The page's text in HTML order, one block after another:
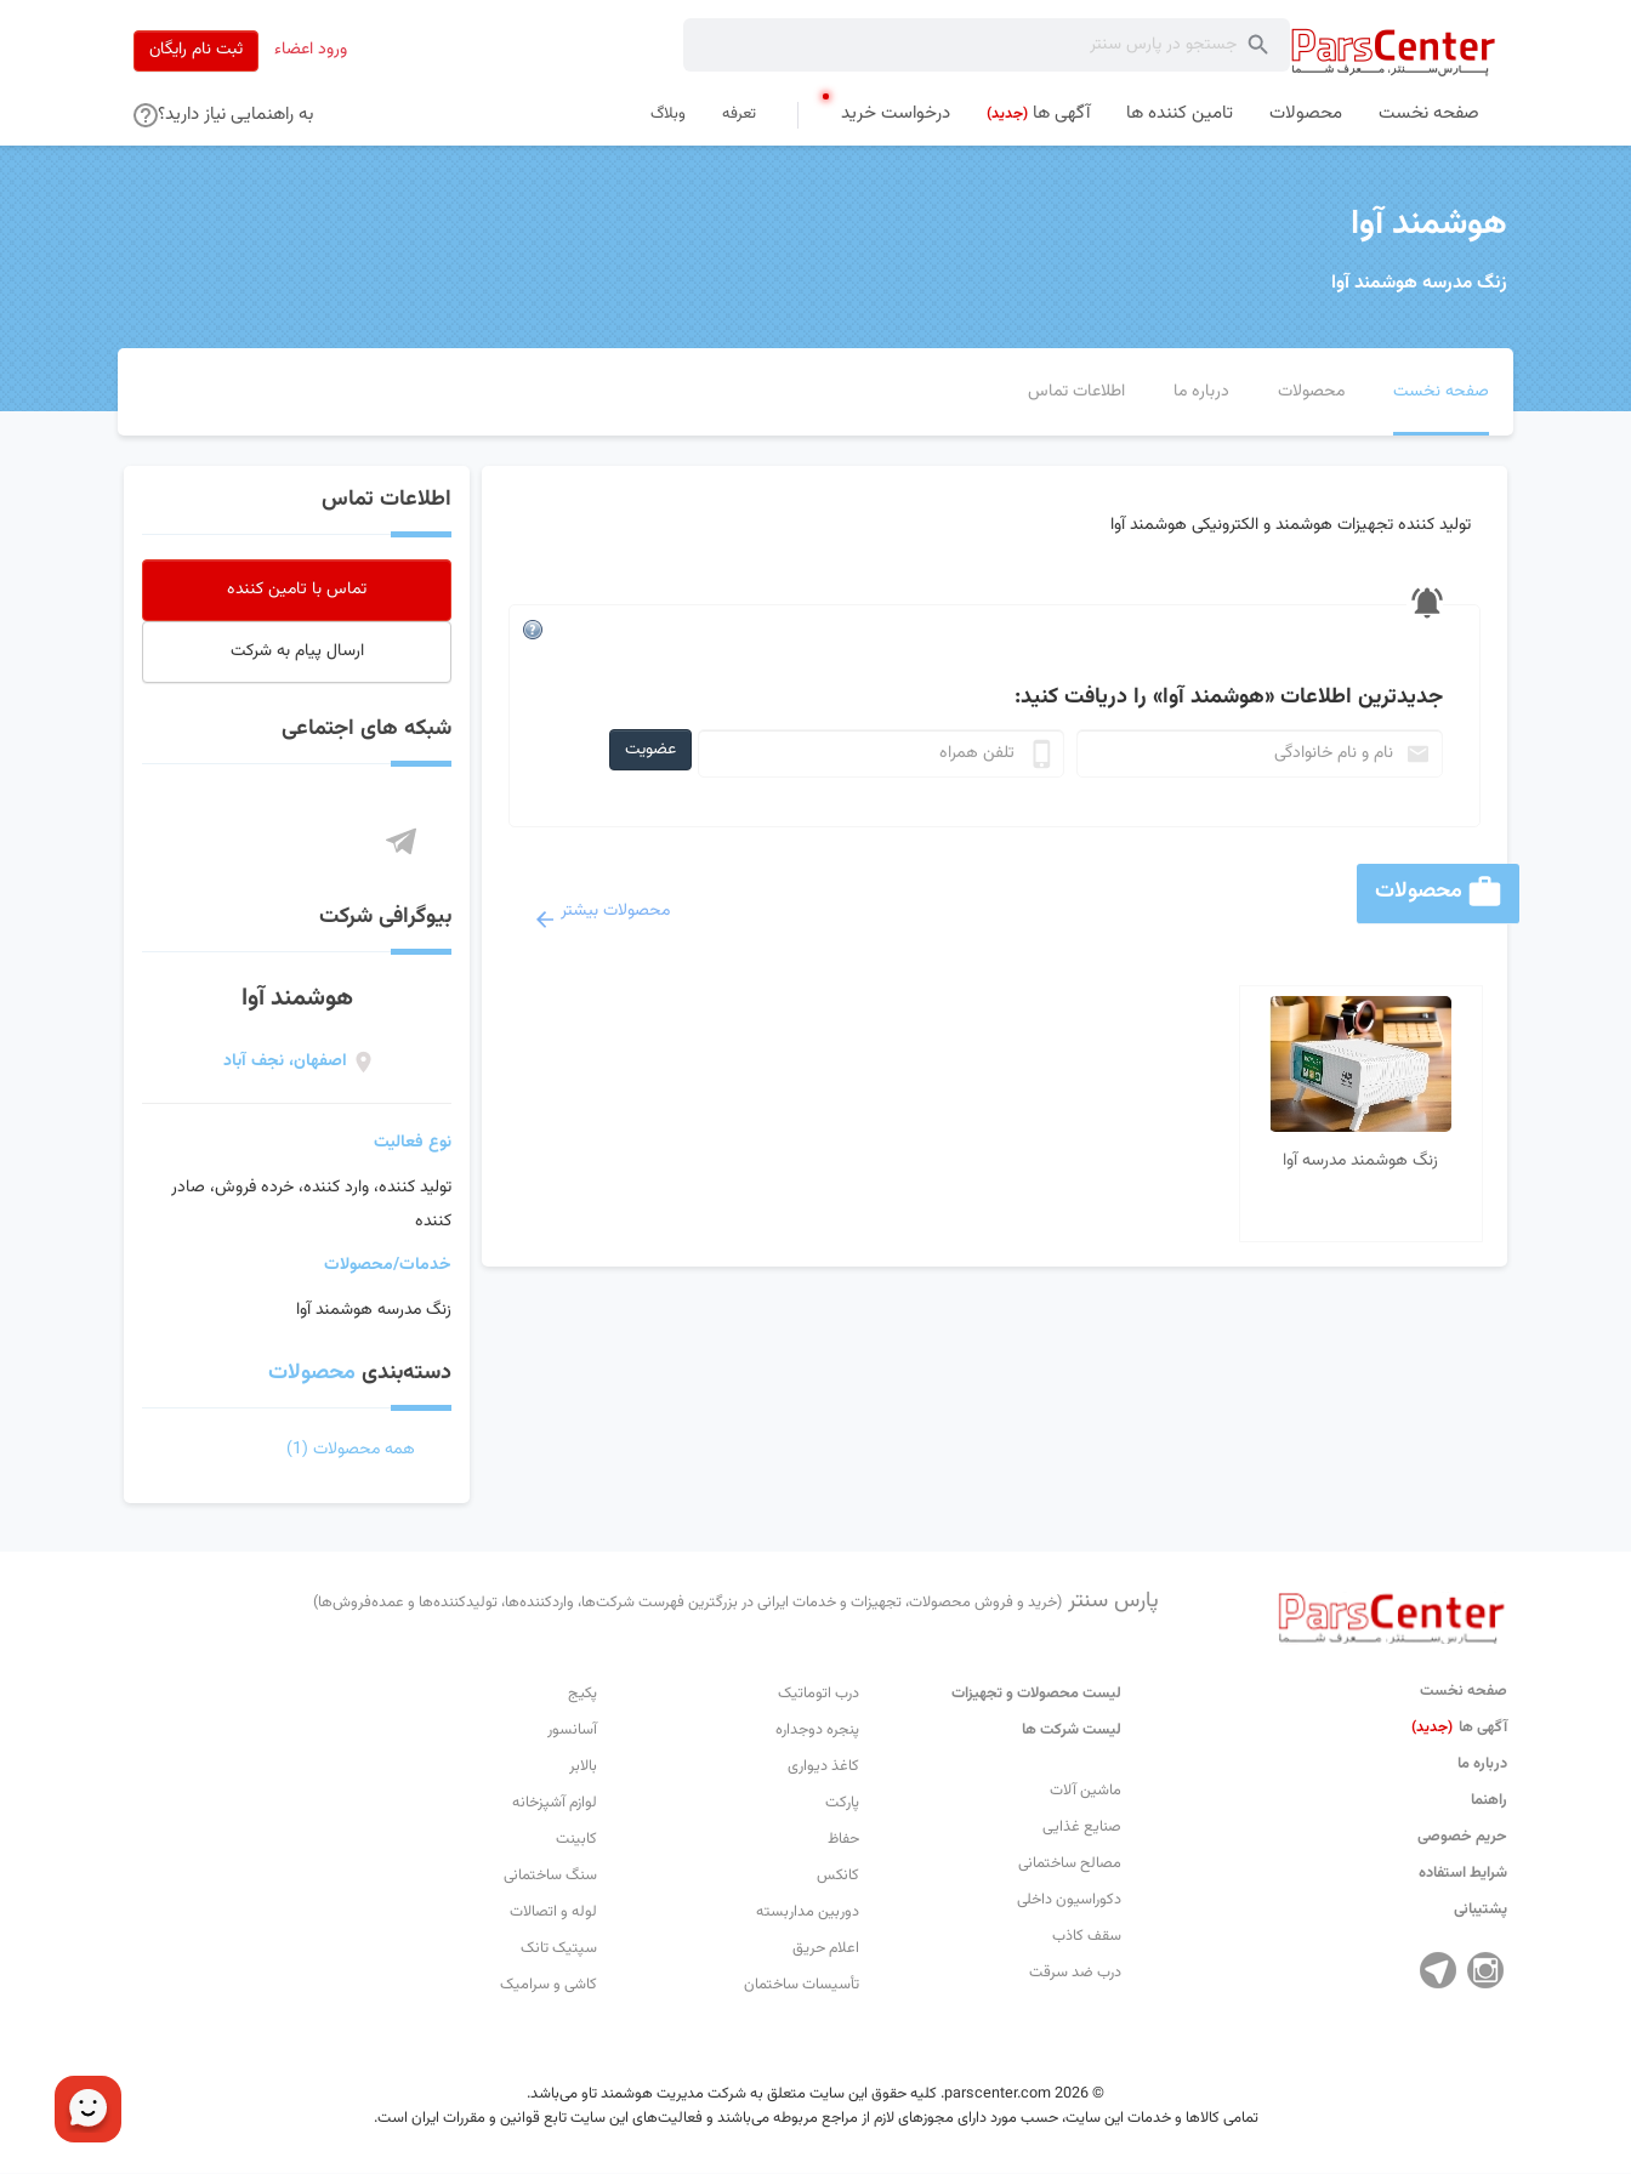
ورود اعضاء ثبت نام رایگان
صفحه نخست محصولات تامین کننده ها آگهی ها (جدید) درخواست خرید تعرفه وبلاگ به راهنمایی نیاز دارید؟
هوشمند آوا
زنگ مدرسه هوشمند آوا
صفحه نخست محصولات درباره ما اطلاعات تماس
تولید کننده تجهیزات هوشمند و الکترونیکی هوشمند آوا
جدیدترین اطلاعات«هوشمند آوا» را دریافت کنید:
عضویت
محصولات
محصولات بیشتر
زنگ هوشمند مدرسه آوا
اطلاعات تماس
تماس با تامین کننده
ارسال پیام به شرکت
شبکه های اجتماعی
بیوگرافی شرکت
هوشمند آوا
اصفهان، نجف آباد
نوع فعالیت
تولید کننده، وارد کننده، خرده فروش، صادر
کننده
خدمات/محصولات
زنگ مدرسه هوشمند آوا
دسته‌بندی محصولات
همه محصولات (1)
صفحه نخست
آگهی ها (جدید)
درباره ما
راهنما
حریم خصوصی
شرایط استفاده
پشتیبانی
پارس سنتر(خرید و فروش محصولات، تجهیزات و خدمات ایرانی در بزرگترین فهرست شرکت‌ها، واردکننده‌ها، تولید‌کننده‌ها و عمده‌فروش‌ها)
لیست محصولات و تجهیزات
لیست شرکت ها
ماشین آلات
صنایع غذایی
مصالح ساختمانی
دکوراسیون داخلی
سقف کاذب
درب ضد سرقت
درب اتوماتیک
پنجره دوجداره
کاغذ دیواری
پارکت
حفاظ
کانکس
دوربین مداربسته
اعلام حریق
تأسیسات ساختمان
پکیج
آسانسور
بالابر
لوازم آشپزخانه
کابینت
سنگ ساختمانی
لوله و اتصالات
سپتیک تانک
کاشی و سرامیک
© 2026 parscenter.com. کلیه حقوق این سایت متعلق به شرکت مدیریت هوشمند تاو می‌باشد.
تمامی کالاها و خدمات این سایت، حسب مورد دارای مجوزهای لازم از مراجع مربوطه می‌باشند و فعالیت‌های این سایت تابع قوانین و مقررات ایران است.